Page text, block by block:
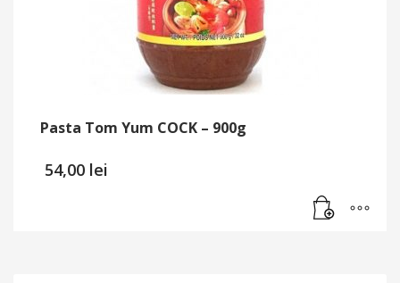
Pasta Tom Yum COCK – 900g
54,00 lei